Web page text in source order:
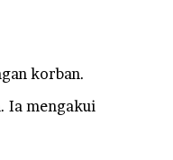
korban.
Ia mengakui